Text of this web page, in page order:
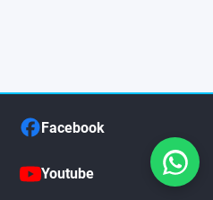
Facebook
Youtube